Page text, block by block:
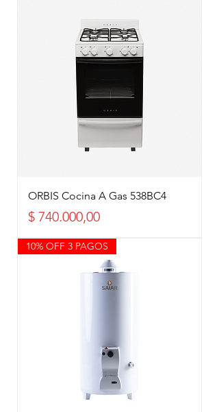
ORBIS Cocina A Gas 538BC4
Precio
$ 740.000,00
10% OFF 3 PAGOS